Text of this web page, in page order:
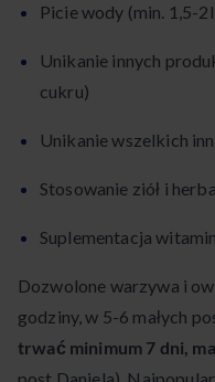
Picie wody (min. 1,5-
Unikanie innych
cukru)
Unikanie wszelkich
Stosowanie ziół i
Suplementacja
Dozwolone warzywa i
godziny, w 5-6 małych
trwać minimum 7 dni,